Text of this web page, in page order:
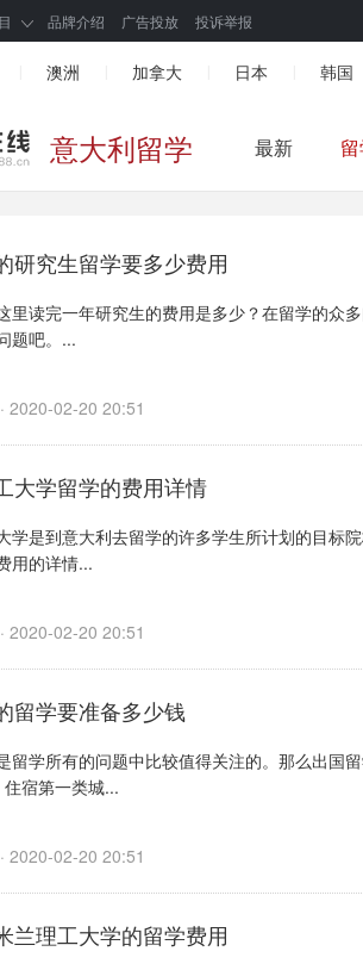
品牌介绍 广告投放 投诉举报
澳洲 加拿大 日本 韩国
意大利留学 最新
研究生留学要多少费用
里读完一年研究生的费用是多少？在留学的众
题吧。...
2020-02-20 20:51
大学留学的费用详情
学是到意大利去留学的许多学生所计划的目标
用的详情...
2020-02-20 20:51
留学要准备多少钱
留学所有的问题中比较值得关注的。那么出
第一类城...
2020-02-20 20:51
兰理工大学的留学费用